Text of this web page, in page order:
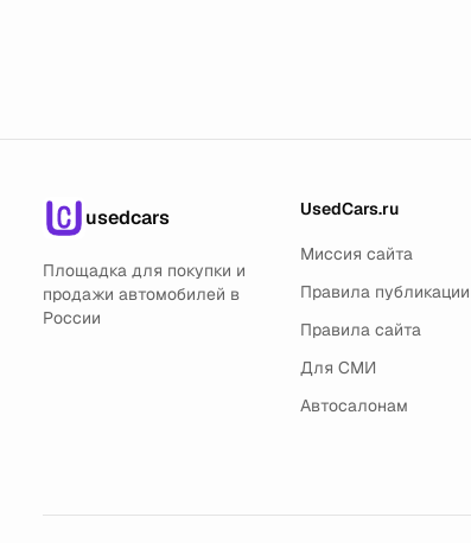
usedcars
Площадка для покупки и
продажи автомобилей в
России
UsedCars.ru
Миссия сайта
Правила публикации
Правила сайта
Для СМИ
Автосалонам